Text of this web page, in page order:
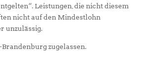
Leistungen, die nicht diesem
nicht auf den Mindestlohn
unzulässig.
zugelassen.